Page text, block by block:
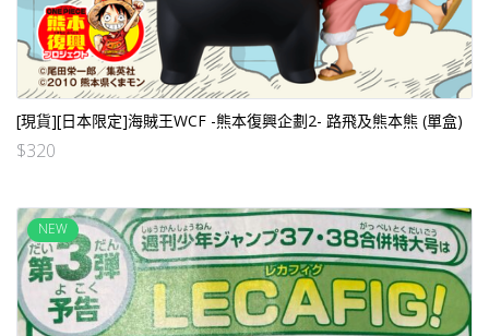
[現貨][日本限定]海賊王WCF -熊本復興企劃2- 路飛及熊本熊 (單盒)
$320
NEW